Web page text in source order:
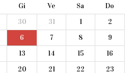
Gi Ve Sa
Do
30 31 1
2
6 7 8
9
13 14 15
16
20 21 22
23